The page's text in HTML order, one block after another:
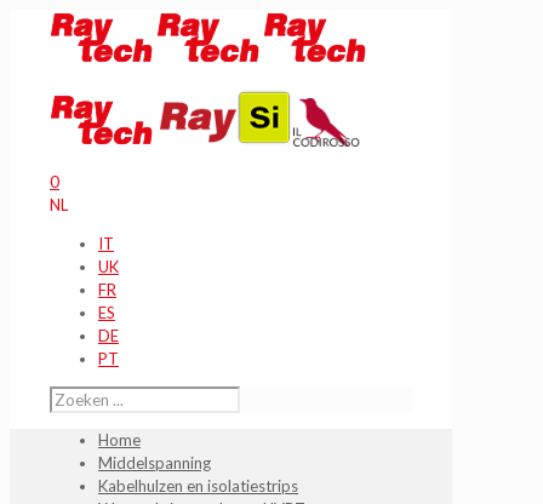
0
NL
IT
UK
FR
ES
DE
PT
Home
Middelspanning
Kabelhulzen en isolatiestrips